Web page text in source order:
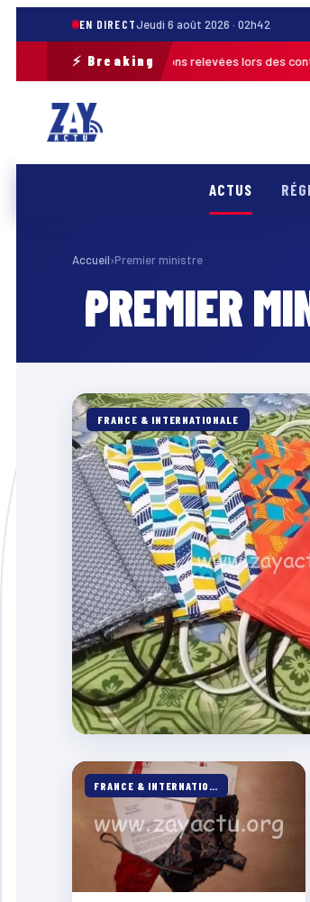
EN DIRECTJeudi 6 août 2026 · 02h42
⚡ Breaking
: plus de 120 infractions relevées lors des contrôles
ACTUS
Accueil›Premier ministre
PREMIER
FRANCE & INTERNATIONALE